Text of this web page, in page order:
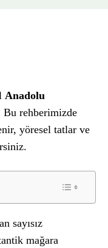
Anadolu
Bu rehberimizde
yöresel tatlar ve
sayısız
mağara